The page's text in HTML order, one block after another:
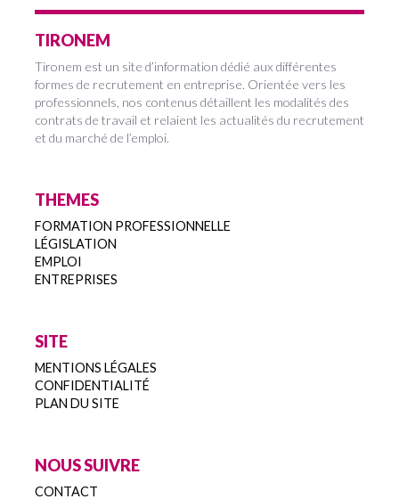
TIRONEM
Tironem est un site d’information dédié aux différentes
formes de recrutement en entreprise. Orientée vers les
professionnels, nos contenus détaillent les modalités des
contrats de travail et relaient les actualités du recrutement
et du marché de l’emploi.
THEMES
FORMATION PROFESSIONNELLE
LÉGISLATION
EMPLOI
ENTREPRISES
SITE
MENTIONS LÉGALES
CONFIDENTIALITÉ
PLAN DU SITE
NOUS SUIVRE
CONTACT